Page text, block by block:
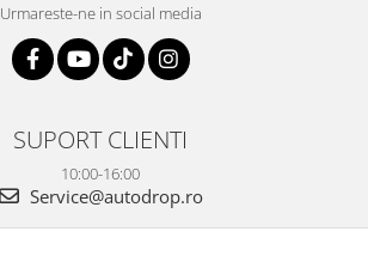
Urmareste-ne in social media
SUPORT CLIENTI
10:00-16:00
Service@autodrop.ro